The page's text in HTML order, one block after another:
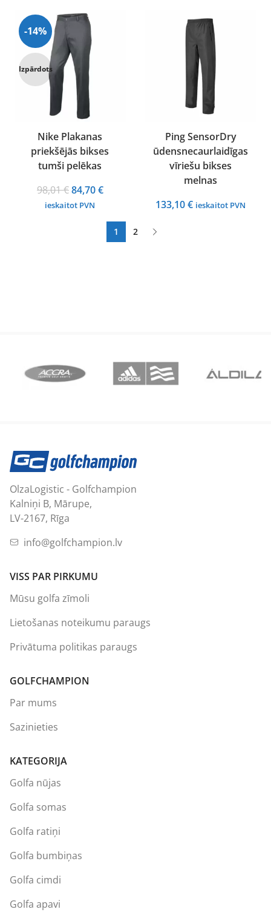
135,52 €.
-14%
Izpārdots
Nike Plakanas
priekšējās bikses
tumši pelēkas
98,01€Original
price
84,70€Current
is:
84,70 €.
ieskaitot PVN
Ping SensorDry
ūdensnecaurlaidīgas
vīriešu bikses
melnas
133,10€ ieskaitot PVN
1 2
OlzaLogistic - Golfchampion
Kalniņi B, Mārupe,
LV-2167, Rīga
info@golfchampion.lv
VISS PAR PIRKUMU
Mūsu golfa zīmoli
Lietošanas noteikumu paraugs
Privātuma politikas paraugs
GOLFCHAMPION
Par mums
Sazinieties
KATEGORIJA
Golfa nūjas
Golfa somas
Golfa ratiņi
Golfa bumbiņas
Golfa cimdi
Golfa apavi